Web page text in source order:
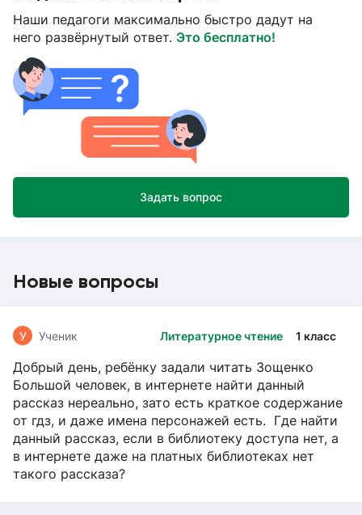
Наши педагоги максимально быстро дадут на
него развёрнутый ответ. Это бесплатно!
Задать вопрос
Новые вопросы
Литературное чтение 1 класс
У Ученик
Добрый день, ребёнку задали читать Зощенко
Большой человек, в интернете найти данный
рассказ нереально, зато есть краткое содержание
от гдз, и даже имена персонажей есть. Где найти
данный рассказ, если в библиотеку доступа нет, а
в интернете даже на платных библиотеках нет
такого рассказа?